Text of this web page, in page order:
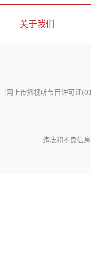
关于我们
[网上传播视听节目许可证
违法和不良信